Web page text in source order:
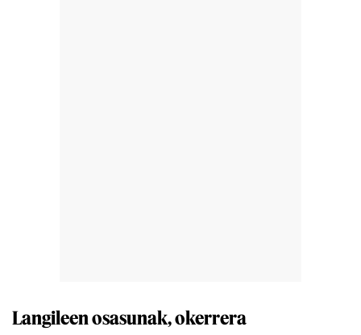
Langileen osasunak, okerrera